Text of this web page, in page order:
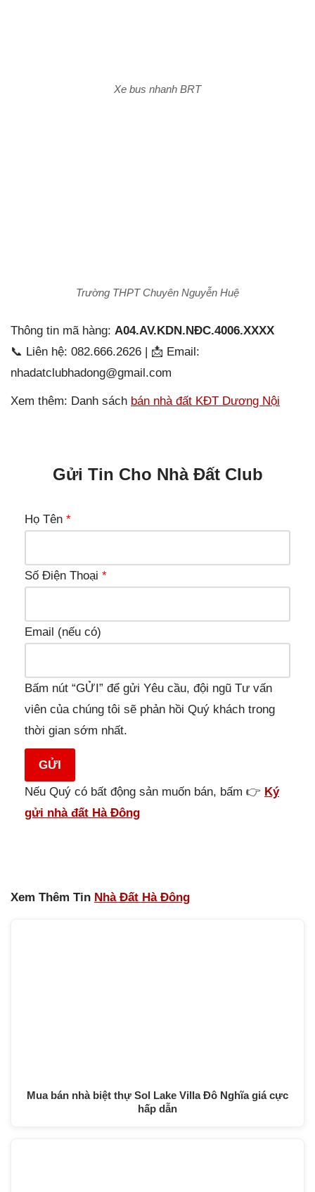
Xe bus nhanh BRT
Trường THPT Chuyên Nguyễn Huệ
Thông tin mã hàng: A04.AV.KDN.NĐC.4006.XXXX
📞 Liên hệ: 082.666.2626 | 📩 Email:
nhadatclubhadong@gmail.com
Xem thêm: Danh sách bán nhà đất KĐT Dương Nội
Gửi Tin Cho Nhà Đất Club
Họ Tên *
Số Điện Thoại *
Email (nếu có)
Bấm nút “GỬI” để gửi Yêu cầu, đội ngũ Tư vấn
viên của chúng tôi sẽ phản hồi Quý khách trong
thời gian sớm nhất.
GỬI
Nếu Quý có bất động sản muốn bán, bấm 👉 Ký
gửi nhà đất Hà Đông
Xem Thêm Tin Nhà Đất Hà Đông
Mua bán nhà biệt thự Sol Lake Villa Đô Nghĩa giá cực
hấp dẫn